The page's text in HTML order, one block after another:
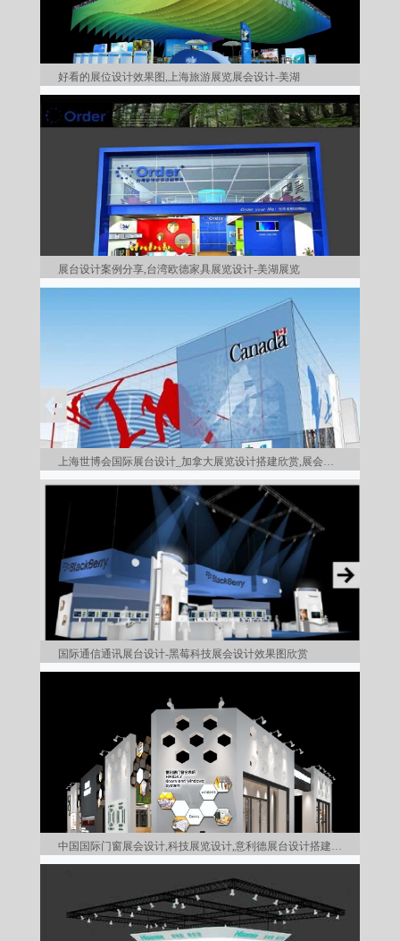
好看的展位设计效果图,上海旅游展览展会设计-美湖
展台设计案例分享,台湾欧德家具展览设计-美湖展览
上海世博会国际展台设计_加拿大展览设计搭建欣赏,展会设计
国际通信通讯展台设计-黑莓科技展会设计效果图欣赏